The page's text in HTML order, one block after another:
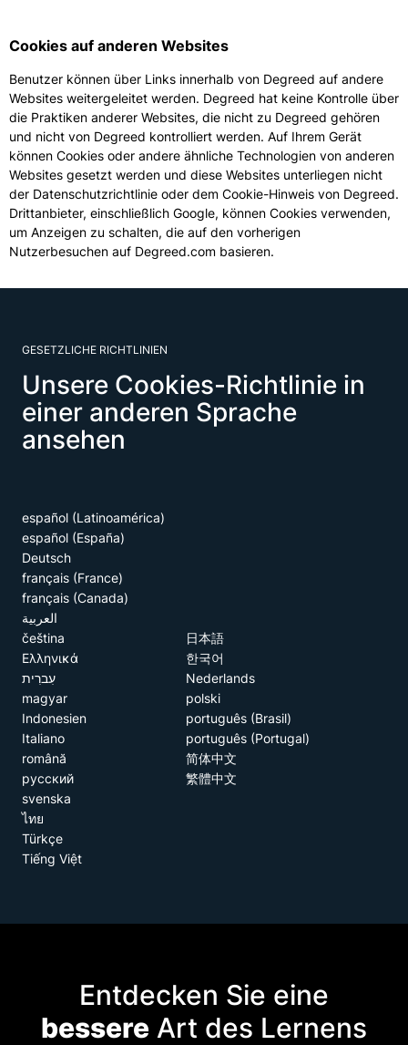
Cookies auf anderen Websites
Benutzer können über Links innerhalb von Degreed auf andere
Websites weitergeleitet werden. Degreed hat keine Kontrolle über
die Praktiken anderer Websites, die nicht zu Degreed gehören
und nicht von Degreed kontrolliert werden. Auf Ihrem Gerät
können Cookies oder andere ähnliche Technologien von anderen
Websites gesetzt werden und diese Websites unterliegen nicht
der Datenschutzrichtlinie oder dem Cookie-Hinweis von Degreed.
Drittanbieter, einschließlich Google, können Cookies verwenden,
um Anzeigen zu schalten, die auf den vorherigen
Nutzerbesuchen auf Degreed.com basieren.
GESETZLICHE RICHTLINIEN
Unsere Cookies-Richtlinie in
einer anderen Sprache
ansehen
español (Latinoamérica)
español (España)
Deutsch
français (France)
français (Canada)
العربية
čeština
Ελληνικά
עִברִית
magyar
Indonesien
Italiano
日本語
한국어
Nederlands
polski
português (Brasil)
português (Portugal)
română
русский
svenska
ไทย
Türkçe
Tiếng Việt
简体中文
繁體中文
Entdecken Sie eine
bessere Art des Lernens